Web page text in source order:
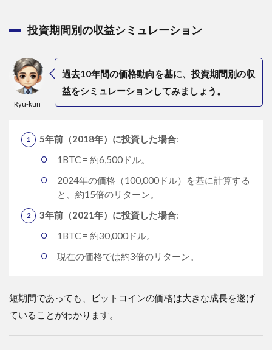
投資期間別の収益シミュレーション
Ryu-kun
過去10年間の価格動向を基に、投資期間別の収
益をシミュレーションしてみましょう。
5年前（2018年）に投資した場合:
1BTC = 約6,500ドル。
2024年の価格（100,000ドル）を基に計算する
と、約15倍のリターン。
3年前（2021年）に投資した場合:
1BTC = 約30,000ドル。
現在の価格では約3倍のリターン。
短期間であっても、ビットコインの価格は大きな成長を遂げ
ていることがわかります。